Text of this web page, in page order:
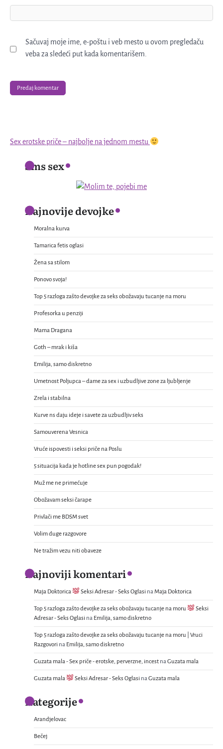
Sačuvaj moje ime, e-poštu i veb mesto u ovom pregledaču
veba za sledeći put kada komentarišem.
Sex erotske priče – najbolje na jednom mestu
Sms sex
Najnovije devojke
Moralna kurva
Tamarica fetis oglasi
Žena sa stilom
Ponovo svoja!
Top 5 razloga zašto devojke za seks obožavaju tucanje na moru
Profesorka u penziji
Mama Dragana
Goth – mrak i kiša
Emilija, samo diskretno
Umetnost Poljupca – dame za sex i uzbudljive zone za ljubljenje
Zrela i stabilna
Kurve ns daju ideje i savete za uzbudljiv seks
Samouverena Vesnica
Vruće ispovesti i seksi priče na Poslu
5 situacija kada je hotline sex pun pogodak!
Muž me ne primećuje
Obožavam seksi čarape
Privlači me BDSM svet
Volim duge razgovore
Ne tražim vezu niti obaveze
Najnoviji komentari
Maja Doktorica Seksi Adresar - Seks Oglasi naMaja Doktorica
Top 5 razloga zašto devojke za seks obožavaju tucanje na moru
Seksi
Adresar - Seks Oglasi na Emilija, samo diskretno
Top 5 razloga zašto devojke za seks obožavaju tucanje na moru | Vruci
Razgovori na Emilija, samo diskretno
Guzata mala - Sex priče - erotske, perverzne, incest naGuzata mala
Guzata mala Seksi Adresar - Seks Oglasi naGuzata mala
Kategorije
Arandjelovac
Bečej